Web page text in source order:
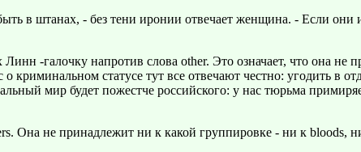
в штанах, - без тени иронии отвечает женщина. - Если они
-галочку напротив слова other. Это означает, что она
статусе тут все отвечают честно: угодить в
мир будет пожестче российского: у нас тюрьма
Она не принадлежит ни к какой группировке - ни к